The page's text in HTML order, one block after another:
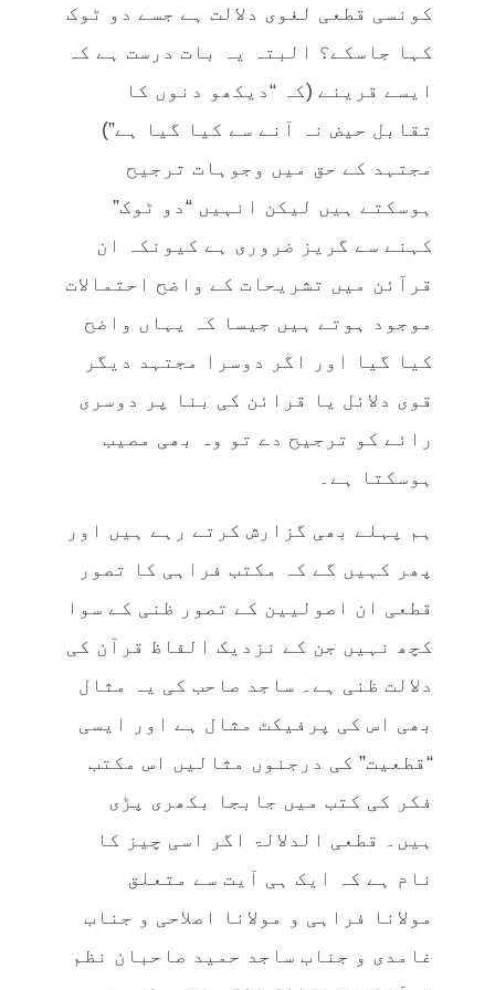
کونسی قطعی لغوی دلالت ہے جسے دو ٹوک
کہا جاسکے؟ البتہ یہ بات درست ہے کہ
ایسے قرینے (کہ “دیکھو دنوں کا
تقابل حیض نہ آنے سے کیا گیا ہے”)
مجتہد کے حق میں وجوہات ترجیح
ہوسکتے ہیں لیکن انہیں “دو ٹوک”
کہنے سے گریز ضروری ہے کیونکہ ان
قرآئن میں تشریحات کے واضح احتمالات
موجود ہوتے ہیں جیسا کہ یہاں واضح
کیا گیا اور اگر دوسرا مجتہد دیگر
قوی دلائل یا قرائن کی بنا پر دوسری
رائے کو ترجیح دے تو وہ بھی مصیب
ہوسکتا ہے۔
ہم پہلے بھی گزارش کرتے رہے ہیں اور
پھر کہیں گے کہ مکتب فراہی کا تصور
قطعی ان اصولیین کے تصور ظنی کے سوا
کچھ نہیں جن کے نزدیک الفاظ قرآن کی
دلالت ظنی ہے۔ ساجد صاحب کی یہ مثال
بھی اس کی پرفیکٹ مثال ہے اور ایسی
“قطعیت” کی درجنوں مثالیں اس مکتب
فکر کی کتب میں جابجا بکھری پڑی
ہیں۔ قطعی الدلالۃ اگر اسی چیز کا
نام ہے کہ ایک ہی آیت سے متعلق
مولانا فراہی و مولانا اصلاحی و جناب
غامدی و جناب ساجد حمید صاحبان نظم